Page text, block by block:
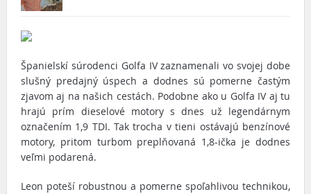
Španielskí súrodenci Golfa IV zaznamenali vo svojej dobe
slušný predajný úspech a dodnes sú pomerne častým
zjavom aj na našich cestách. Podobne ako u Golfa IV aj tu
hrajú prím dieselové motory s dnes už legendárnym
označením 1,9 TDI. Tak trocha v tieni ostávajú benzínové
motory, pritom turbom preplňovaná 1,8-ička je dodnes
veľmi podarená.
Leon poteší robustnou a pomerne spoľahlivou technikou,